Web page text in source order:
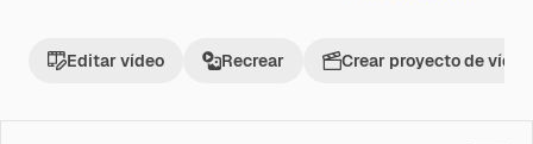
Editar vídeo Recrear Crear proyecto de vídeo